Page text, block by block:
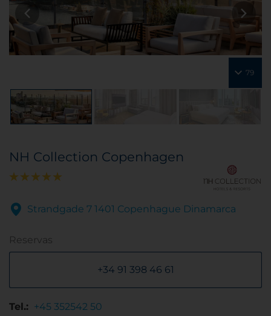
79
NH Collection Copenhagen
Strandgade 7 1401 Copenhague Dinamarca
Reservas
+34 91 398 46 61
Tel.: +45 352542 50